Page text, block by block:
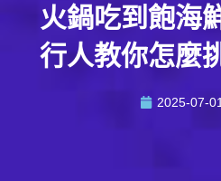
火鍋吃到飽海
行人教你怎麼
2025-07-01